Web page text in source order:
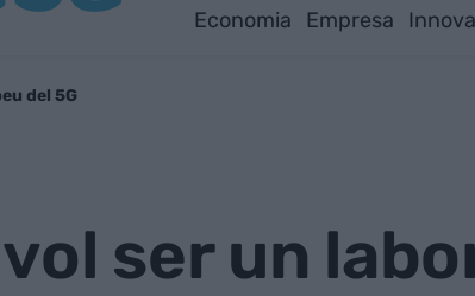
Economia Empresa
del 5G
ser un